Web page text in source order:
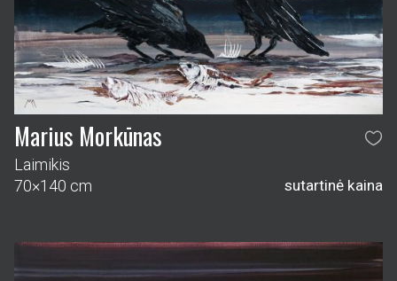
Marius Morkūnas
Laimikis
70×140 cm
sutartinė kaina